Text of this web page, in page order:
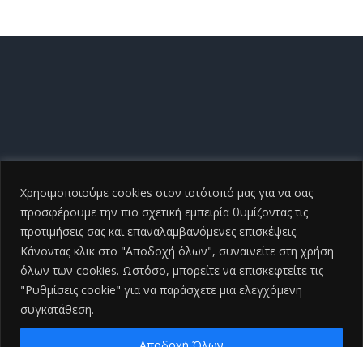
Χρησιμοποιούμε cookies στον ιστότοπό μας για να σας
προσφέρουμε την πιο σχετική εμπειρία θυμίζοντας τις
προτιμήσεις σας και επαναλαμβανόμενες επισκέψεις.
Κάνοντας κλικ στο "Αποδοχή όλων", συναινείτε στη χρήση
όλων των cookies. Ωστόσο, μπορείτε να επισκεφτείτε τις
"Ρυθμίσεις cookie" για να παράσχετε μια ελεγχόμενη
συγκατάθεση.
Copyright ©2026 Γενικό Νοσοκομείο Ηλείας |All Rights
2026 | Developed by